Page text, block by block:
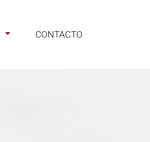
CONTACTO